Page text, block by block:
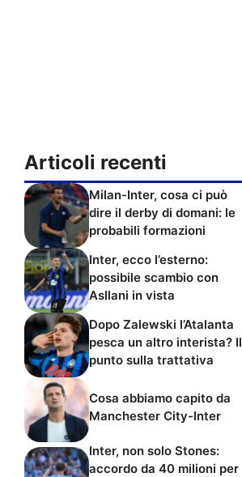
Articoli recenti
Milan-Inter, cosa ci può
dire il derby di domani: le
probabili formazioni
Inter, ecco l’esterno:
possibile scambio con
Asllani in vista
Dopo Zalewski l’Atalanta
pesca un altro interista? Il
punto sulla trattativa
Cosa abbiamo capito da
Manchester City-Inter
Inter, non solo Stones:
accordo da 40 milioni per